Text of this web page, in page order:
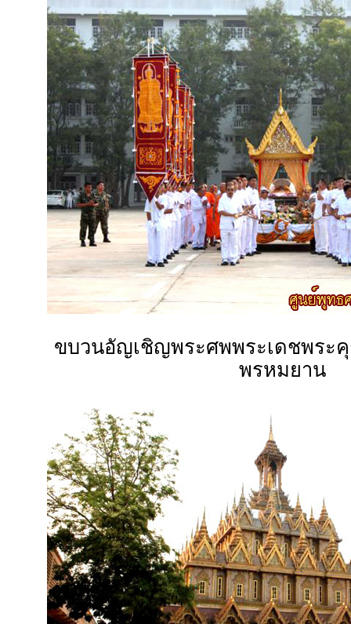
ขบวนอัญเชิญพระศพพระเดชพระ
พรหมยาน